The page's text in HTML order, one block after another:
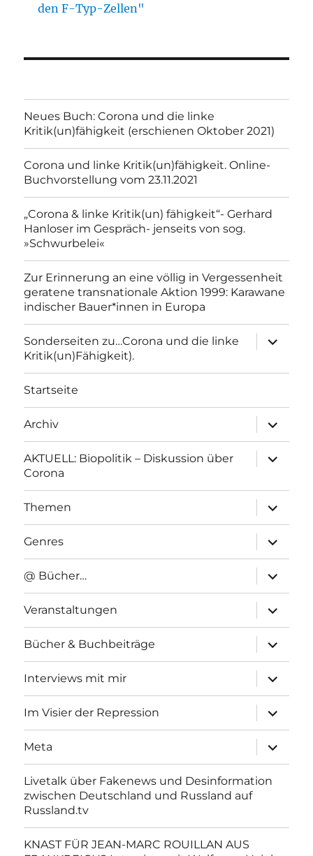
den F-Typ-Zellen"
Neues Buch: Corona und die linke
Kritik(un)fähigkeit (erschienen Oktober 2021)
Corona und linke Kritik(un)fähigkeit. Online-
Buchvorstellung vom 23.11.2021
„Corona & linke Kritik(un) fähigkeit“- Gerhard
Hanloser im Gespräch- jenseits von sog.
»Schwurbelei«
Zur Erinnerung an eine völlig in Vergessenheit
geratene transnationale Aktion 1999: Karawane
indischer Bauer*innen in Europa
Sonderseiten zu…Corona und die linke
Kritik(un)Fähigkeit).
anzeigen
Startseite
Archiv
anzeigen
AKTUELL: Biopolitik – Diskussion über
Corona
anzeigen
Themen
anzeigen
Genres
anzeigen
@ Bücher…
anzeigen
Veranstaltungen
anzeigen
Bücher & Buchbeiträge
anzeigen
Interviews mit mir
anzeigen
Im Visier der Repression
anzeigen
Meta
anzeigen
Livetalk über Fakenews und Desinformation
zwischen Deutschland und Russland auf
Russland.tv
KNAST FÜR JEAN-MARC ROUILLAN AUS